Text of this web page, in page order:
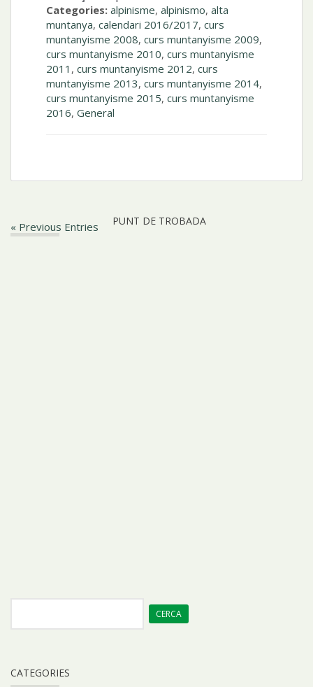
Categories: alpinisme, alpinismo, alta
muntanya, calendari 2016/2017, curs
muntanyisme 2008, curs muntanyisme 2009,
curs muntanyisme 2010, curs muntanyisme
2011 , curs muntanyisme 2012, curs
muntanyisme 2013, curs muntanyisme 2014,
curs muntanyisme 2015, curs muntanyisme
2016, General
« Previous Entries PUNT DE TROBADA
CATEGORIES